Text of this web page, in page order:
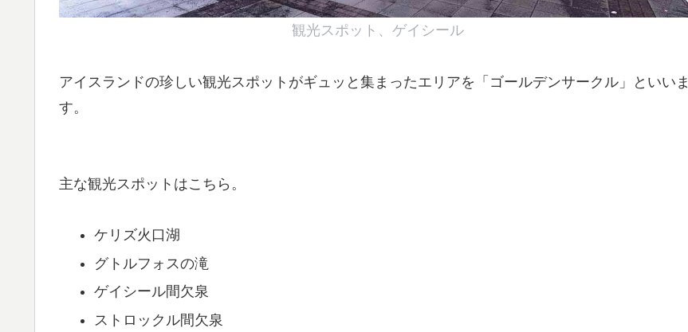
観光スポット、ゲイシール
アイスランドの珍しい観光スポットがギュッと集まったエリアを「ゴールデンサークル」といいま
す。
主な観光スポットはこちら。
ケリズ火口湖
グトルフォスの滝
ゲイシール間欠泉
ストロックル間欠泉